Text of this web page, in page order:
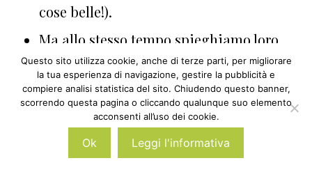
cose belle!).
Ma allo stesso tempo spieghiamo loro
chei tempi della naturavanno
rispettati e ammirati.
Se si sceglie di partire dalla semina, tra le
piante migliori per i bambini ci sono il
Questo sito utilizza cookie, anche di terze parti, per migliorare
la tua esperienza di navigazione, gestire la pubblicità e
compiere analisi statistica del sito. Chiudendo questo banner,
scorrendo questa pagina o cliccando qualunque suo elemento
acconsenti all’uso dei cookie.
Ok Leggi l'informativa